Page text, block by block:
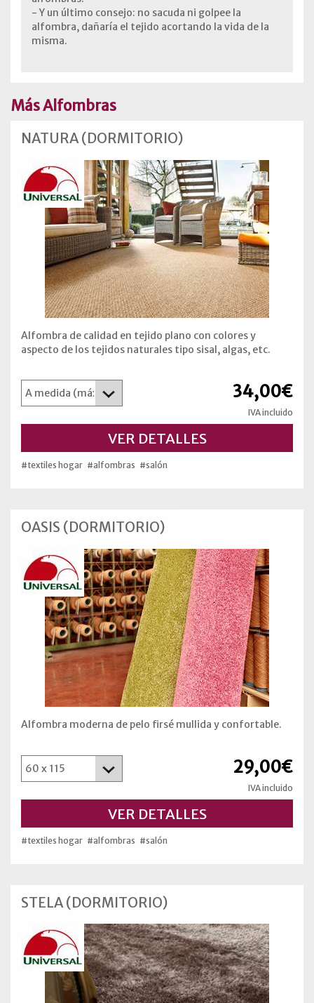
- Y un último consejo: no sacuda ni golpee la
alfombra, dañaría el tejido acortando la vida de la
misma.
Más Alfombras
NATURA (DORMITORIO)
Alfombra de calidad en tejido plano con colores y
aspecto de los tejidos naturales tipo sisal, algas, etc.
34,00€
IVA incluido
VER DETALLES
#textiles hogar #alfombras #salón
OASIS (DORMITORIO)
Alfombra moderna de pelo firsé mullida y confortable.
29,00€
IVA incluido
VER DETALLES
#textiles hogar #alfombras #salón
STELA (DORMITORIO)